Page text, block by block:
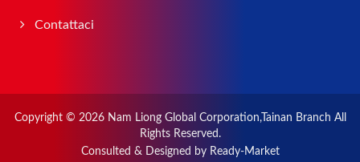
Contattaci
Copyright © 2026 Nam Liong Global Corporation,Tainan Branch All
Rights Reserved.
Consulted & Designed by Ready-Market